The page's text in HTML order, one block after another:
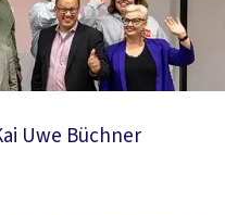
Uwe Büchner